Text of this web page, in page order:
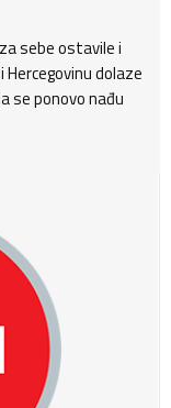
sebe ostavile i
Hercegovinu dolaze
se ponovo nađu